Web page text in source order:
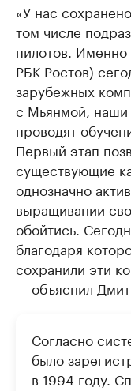
«У нас
том числе
пилотов.
РБК Ростов)
зарубежных
с Мьянмой, наши
проводят
Первый этап
существующие
однозначно
выращивании
обойтись.
благодаря
сохранили эти
— объяснил
Согласно
было
в 1994 году.